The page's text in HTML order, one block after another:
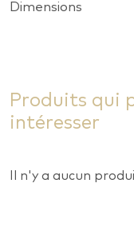
Dimensions
Produits qui
intéresser
Il n'y a aucun